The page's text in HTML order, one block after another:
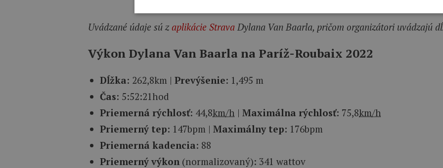
Uvádzané údaje sú z aplikácie Strava Dylana Van Baarla, pričom organizátori uvádzajú
Výkon Dylana Van Baarla na Paríž-Roubaix 2022
Dĺžka: 262,8km | Prevýšenie: 1,495 m
Čas: 5:52:21hod
Priemerná rýchlosť: 44,8km/h | Maximálna rýchlosť: 75,8km/h
Priemerný tep: 147bpm | Maximálny tep: 176bpm
Priemerná kadencia: 88
Priemerný výkon (normalizovaný): 341 wattov